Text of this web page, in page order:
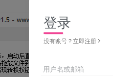
登录
没有账号？立即注册
用户名或邮箱